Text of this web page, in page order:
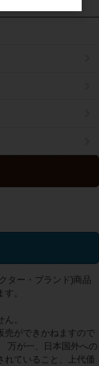
ター・ブランド)商品
。
。
売ができかねますので
万が一、日本国外への
ていること、上代価